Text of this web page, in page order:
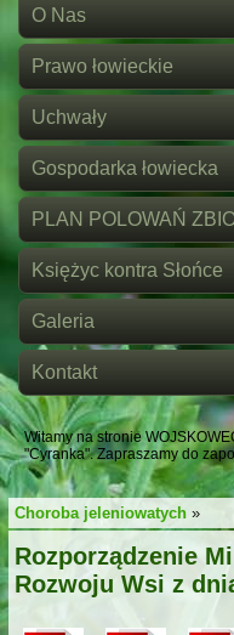
O Nas
Prawo łowieckie
Uchwały
Gospodarka łowiecka
PLAN POLOWAŃ
Księżyc kontra Słońce
Galeria
Kontakt
Witamy na stronie
"Cyranka". Zapraszamy do
Choroba jeleniowatych »
Rozporządzenie
Rozwoju Wsi z